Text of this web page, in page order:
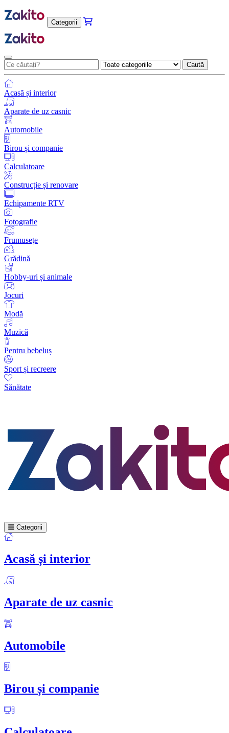
Categorii
Caută
Acasă și interior
Aparate de uz casnic
Automobile
Birou și companie
Calculatoare
Construcție și renovare
Echipamente RTV
Fotografie
Frumuseţe
Grădină
Hobby-uri și animale
Jocuri
Modă
Muzică
Pentru bebeluș
Sport și recreere
Sănătate
Categorii
Acasă și interior
Aparate de uz casnic
Automobile
Birou și companie